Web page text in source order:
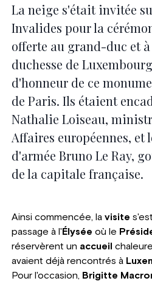
La neige s'était invitée
Invalides pour la
offerte au grand-duc et
duchesse de
d'honneur de ce
de Paris. Ils étaient
Nathalie Loiseau,
Affaires européennes, et
d'armée Bruno Le Ray,
de la capitale française.
Ainsi commencée, la visite
passage à l' Élysée où le
réservèrent un accueil
avaient déjà rencontrés à
Pour l'occasion, Brigitte